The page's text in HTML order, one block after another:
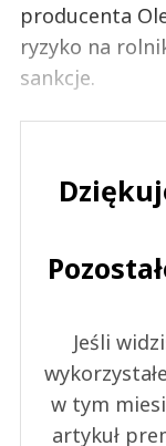
producenta
ryzyko na
sankcje.
Jeśli
w tym
artykuł